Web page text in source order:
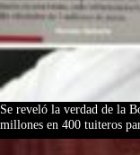
Se reveló la verdad de la
millones en 400 tuiteros